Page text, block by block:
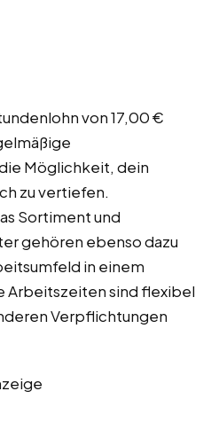
von 17,00 €
Möglichkeit, dein
zu vertiefen.
Sortiment und
gehören ebenso dazu
in einem
Arbeitszeiten sind flexibel
Verpflichtungen